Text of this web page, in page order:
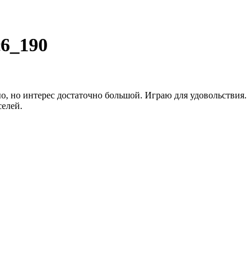
но интерес достаточно большой. Играю для